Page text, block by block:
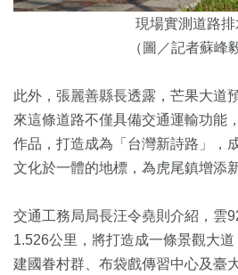
現場實測道路排
（圖／記者蘇峰
此外，張麗善縣長透露，芒果大道
來這條道路不僅具備交通運輸功能
作品，打造成為「台灣新詩路」，
文化於一體的地標，為虎尾鎮增添
交通工務局局長汪令堯則介紹，雲
1.526公里，將打造成一條景觀大道
建國眷村群、布袋戲傳習中心及臺